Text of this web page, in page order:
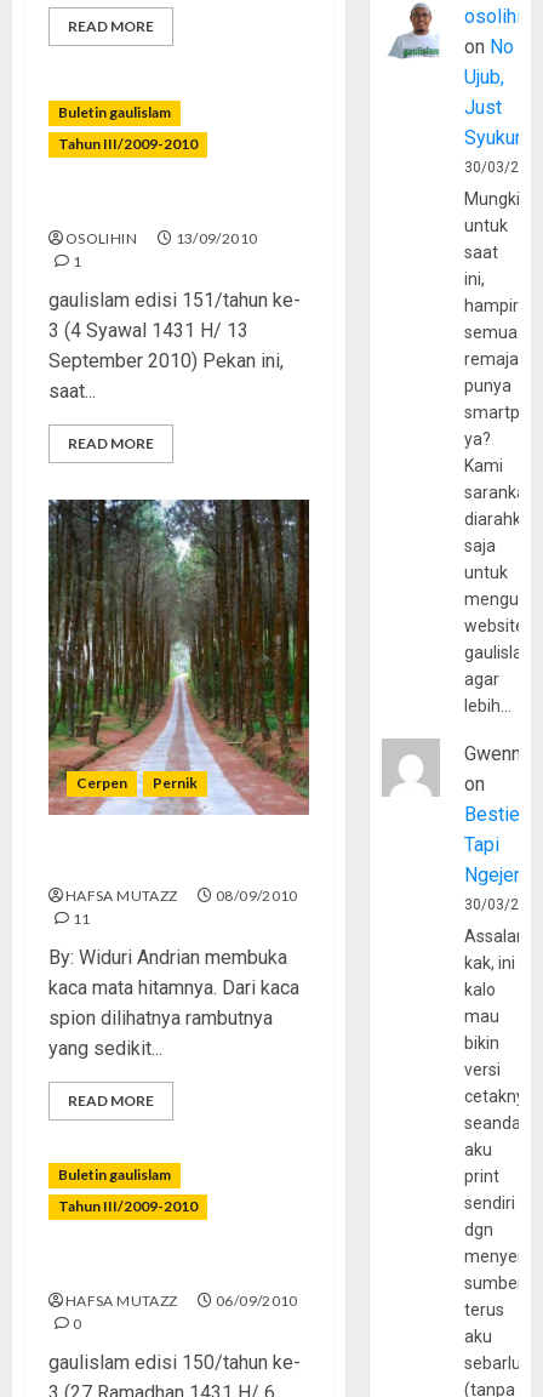
READ MORE
Buletin gaulislam
Tahun III/2009-2010
OSOLIHIN
13/09/2010
1
gaulislam edisi 151/tahun ke-
3 (4 Syawal 1431 H/ 13
September 2010) Pekan ini,
saat...
READ MORE
Cerpen Pernik
HAFSA MUTAZZ
08/09/2010
11
By: Widuri Andrian membuka
kaca mata hitamnya. Dari kaca
spion dilihatnya rambutnya
yang sedikit...
READ MORE
Buletin gaulislam
Tahun III/2009-2010
HAFSA MUTAZZ
06/09/2010
0
gaulislam edisi 150/tahun ke-
osolihin
on No
Ujub,
Just
Syukur
30/03/
Mungkin
untuk
saat
ini,
hampir
semua
remaja
punya
ya?
Kami
sarankan,
diarahkan
saja
untuk
website
agar
lebih…
Gwenny
on
Bestie
Tapi
30/03/
kak, ini
kalo
mau
bikin
versi
cetaknya
aku
print
sendiri
dgn
sumber
terus
aku
(tanpa